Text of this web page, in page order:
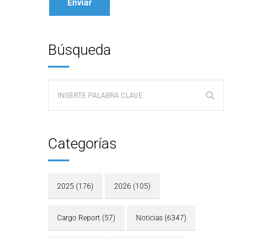
Búsqueda
Categorías
2025 (176) 2026 (105)
Cargo Report (57) Noticias (6347)